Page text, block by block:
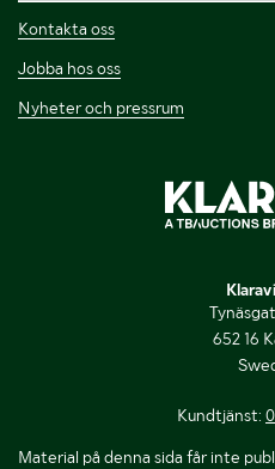
Kontakta oss
Jobba hos oss
Nyheter och pressrum
652 16
Kundtjänst:
Material på denna sida får inte